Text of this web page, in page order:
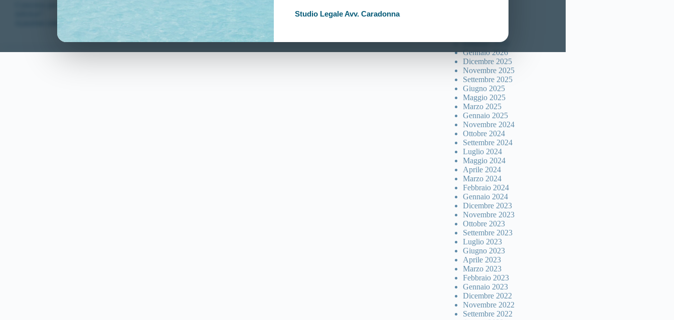
Studio Legale Avv. Caradonna
Concorso per 3581 allievi carabinieri in ferma quadriennale. Riammesso ricorrente escluso per “Dismetria degli arti
CLAUDIA CARADONNA MARZO 6, 2021
Febbraio 2026
Gennaio 2026
Dicembre 2025
Novembre 2025
Settembre 2025
Giugno 2025
Maggio 2025
Marzo 2025
Gennaio 2025
Novembre 2024
Ottobre 2024
Settembre 2024
Luglio 2024
Maggio 2024
Aprile 2024
Marzo 2024
Febbraio 2024
Gennaio 2024
Dicembre 2023
Novembre 2023
Ottobre 2023
Settembre 2023
Luglio 2023
Giugno 2023
Aprile 2023
Marzo 2023
Febbraio 2023
Gennaio 2023
Dicembre 2022
Novembre 2022
Settembre 2022